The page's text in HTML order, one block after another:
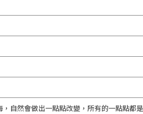
自然會做出一點點改變，所有的一點點都